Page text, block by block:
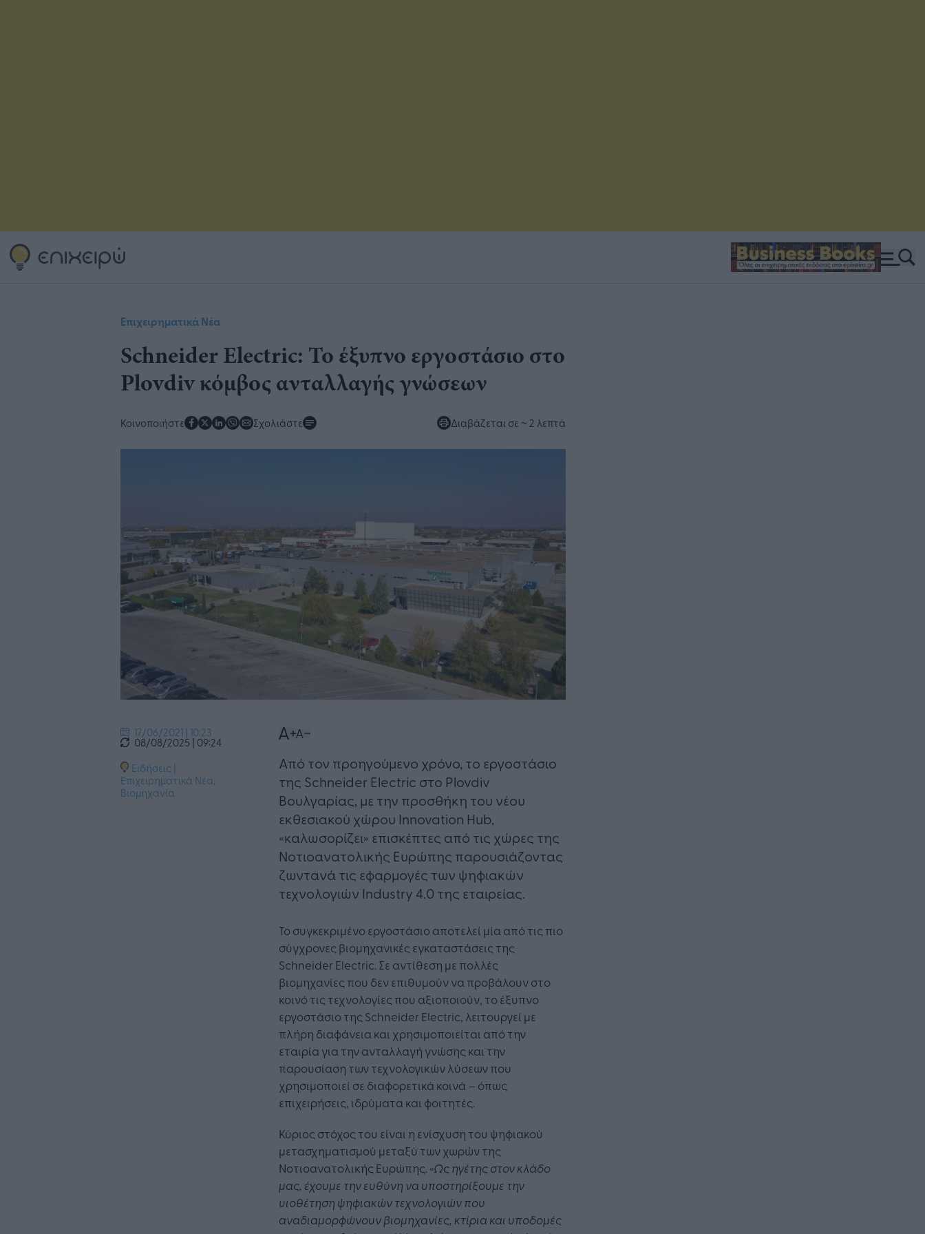
Επιχειρηματικά Νέα
Schneider Electric: Το έξυπνο εργοστάσιο στο
Plovdiv κόμβος ανταλλαγής γνώσεων
Κοινοποιήστε Σχολιάστε Διαβάζεται σε ~ 2 λεπτά
17/06/2021 | 10:23
08/08/2025 | 09:24
Ειδήσεις |
Επιχειρηματικά Νέα,
Βιομηχανία
Από τον προηγούμενο χρόνο, το εργοστάσιο
της Schneider Electric στο Plovdiv
Βουλγαρίας, με την προσθήκη του νέου
εκθεσιακού χώρου Innovation Hub,
«καλωσορίζει» επισκέπτες από τις χώρες της
Νοτιοανατολικής Ευρώπης παρουσιάζοντας
ζωντανά τις εφαρμογές των ψηφιακών
τεχνολογιών Industry 4.0 της εταιρείας.
Το συγκεκριμένο εργοστάσιο αποτελεί μία από τις πιο
σύγχρονες βιομηχανικές εγκαταστάσεις της
Schneider Electric. Σε αντίθεση με πολλές
βιομηχανίες που δεν επιθυμούν να προβάλουν στο
κοινό τις τεχνολογίες που αξιοποιούν, το έξυπνο
εργοστάσιο της Schneider Electric, λειτουργεί με
πλήρη διαφάνεια και χρησιμοποιείται από την
εταιρία για την ανταλλαγή γνώσης και την
παρουσίαση των τεχνολογικών λύσεων που
χρησιμοποιεί σε διαφορετικά κοινά – όπως
επιχειρήσεις, ιδρύματα και φοιτητές.
Κύριος στόχος του είναι η ενίσχυση του ψηφιακού
μετασχηματισμού μεταξύ των χωρών της
Νοτιοανατολικής Ευρώπης. «Ως ηγέτης στον κλάδο
μας, έχουμε την ευθύνη να υποστηρίξουμε την
υιοθέτηση ψηφιακών τεχνολογιών που
αναδιαμορφώνουν βιομηχανίες, κτίρια και υποδομές